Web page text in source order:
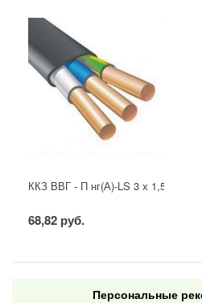
ККЗ ВВГ - П нг(А)-LS 3 х 1,5 ГОСТ
68,82 руб.
Персональные